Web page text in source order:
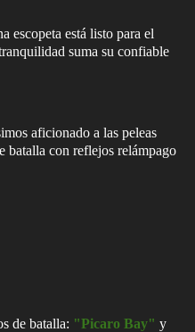
escopeta está listo para el
suma su confiable
aficionado a las peleas
batalla con reflejos relámpago
de batalla: "Picaro Bay" y